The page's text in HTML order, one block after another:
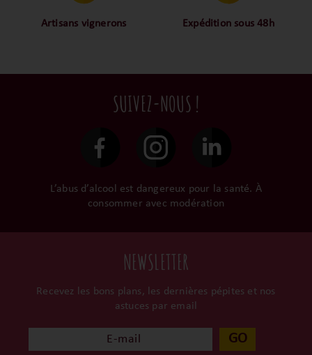
notre ADN c’est pourquoi
alors oui ça fait beaucoup
mais nous sommes des
Artisans vignerons
terroir, iIs aiment
le gardent précieusement
passion avec nous.
Expédition sous 48h
commandes sont toutes
48h et confiées aux
SUIVEZ-NOUS !
L’abus d’alcool est dangereux pour la santé. À
consommer avec modération
NEWSLETTER
Recevez les bons plans, les dernières pépites et nos
astuces par email
GO